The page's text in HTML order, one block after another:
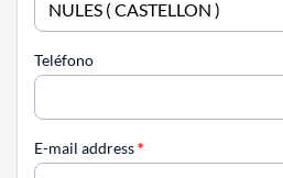
Teléfono
E-mail address*